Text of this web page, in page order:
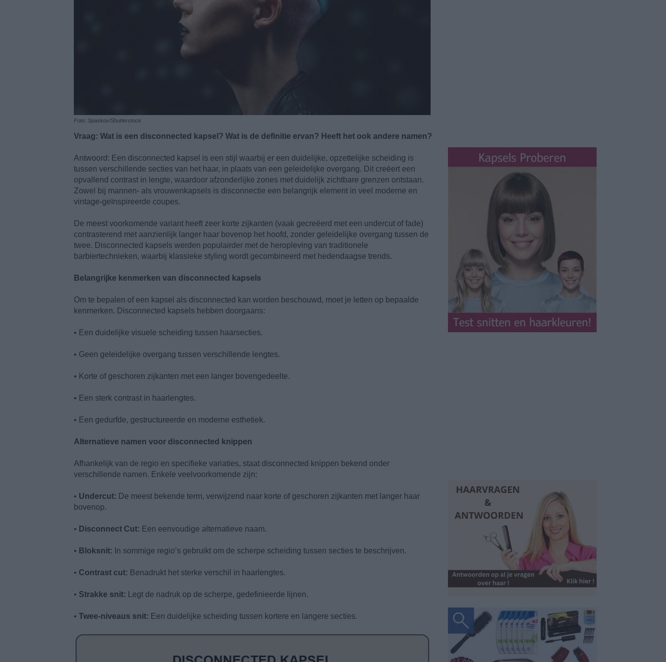
Foto: Spaskov/Shutterstock
Vraag: Wat is een disconnected kapsel? Wat is de definitie ervan? Heeft het ook andere namen?
Antwoord: Een disconnected kapsel is een stijl waarbij er een duidelijke, opzettelijke scheiding is
tussen verschillende secties van het haar, in plaats van een geleidelijke overgang. Dit creëert een
opvallend contrast in lengte, waardoor afzonderlijke zones met duidelijk zichtbare grenzen ontstaan.
Zowel bij mannen- als vrouwenkapsels is disconnectie een belangrijk element in veel moderne en
vintage-geïnspireerde coupes.
De meest voorkomende variant heeft zeer korte zijkanten (vaak gecreëerd met een undercut of fade)
contrasterend met aanzienlijk langer haar bovenop het hoofd, zonder geleidelijke overgang tussen de
twee. Disconnected kapsels werden populairder met de heropleving van traditionele
barbiertechnieken, waarbij klassieke styling wordt gecombineerd met hedendaagse trends.
Belangrijke kenmerken van disconnected kapsels
Om te bepalen of een kapsel als disconnected kan worden beschouwd, moet je letten op bepaalde
kenmerken. Disconnected kapsels hebben doorgaans:
• Een duidelijke visuele scheiding tussen haarsecties.
• Geen geleidelijke overgang tussen verschillende lengtes.
• Korte of geschoren zijkanten met een langer bovengedeelte.
• Een sterk contrast in haarlengtes.
• Een gedurfde, gestructureerde en moderne esthetiek.
Alternatieve namen voor disconnected knippen
Afhankelijk van de regio en specifieke variaties, staat disconnected knippen bekend onder
verschillende namen. Enkele veelvoorkomende zijn:
• Undercut: De meest bekende term, verwijzend naar korte of geschoren zijkanten met langer haar
bovenop.
• Disconnect Cut: Een eenvoudige alternatieve naam.
• Bloksnit: In sommige regio’s gebruikt om de scherpe scheiding tussen secties te beschrijven.
• Contrast cut: Benadrukt het sterke verschil in haarlengtes.
• Strakke snit: Legt de nadruk op de scherpe, gedefinieerde lijnen.
• Twee-niveaus snit: Een duidelijke scheiding tussen kortere en langere secties.